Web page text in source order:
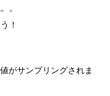
。
！
がサンプリングされま